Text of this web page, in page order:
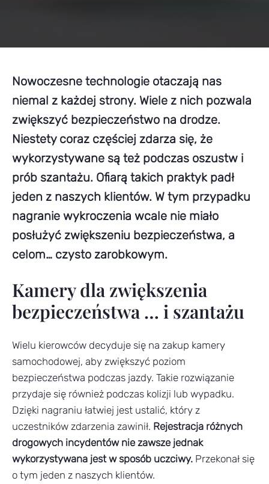
Nowoczesne technologie otaczają nas
niemal z każdej strony. Wiele z nich pozwala
zwiększyć bezpieczeństwo na drodze.
Niestety coraz częściej zdarza się, że
wykorzystywane są też podczas oszustw i
prób szantażu. Ofiarą takich praktyk padł
jeden z naszych klientów. W tym przypadku
nagranie wykroczenia wcale nie miało
posłużyć zwiększeniu bezpieczeństwa, a
celom… czysto zarobkowym.
Kamery dla zwiększenia
bezpieczeństwa … i szantażu
Wielu kierowców decyduje się na zakup kamery
samochodowej, aby zwiększyć poziom
bezpieczeństwa podczas jazdy. Takie rozwiązanie
przydaje się również podczas kolizji lub wypadku.
Dzięki nagraniu łatwiej jest ustalić, który z
uczestników zdarzenia zawinił. Rejestracja różnych
drogowych incydentów nie zawsze jednak
wykorzystywana jest w sposób uczciwy. Przekonał się
o tym jeden z naszych klientów.